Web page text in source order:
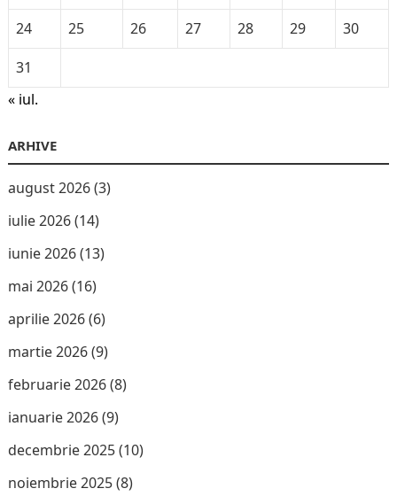
24
25 26 27 28 29
30
31
« iul.
ARHIVE
august 2026(3)
iulie 2026(14)
iunie 2026(13)
mai 2026(16)
aprilie 2026(6)
martie 2026(9)
februarie 2026(8)
ianuarie 2026(9)
decembrie 2025(10)
noiembrie 2025(8)